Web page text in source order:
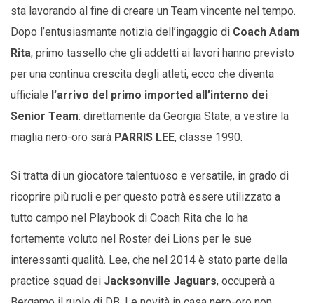
sta lavorando al fine di creare un Team vincente nel tempo.
Dopo l’entusiasmante notizia dell’ingaggio di Coach Adam
Rita, primo tassello che gli addetti ai lavori hanno previsto
per una continua crescita degli atleti, ecco che diventa
ufficiale l’arrivo del primo imported all’interno dei
Senior Team: direttamente da Georgia State, a vestire la
maglia nero-oro sarà PARRIS LEE, classe 1990.
Si tratta di un giocatore talentuoso e versatile, in grado di
ricoprire più ruoli e per questo potrà essere utilizzato a
tutto campo nel Playbook di Coach Rita che lo ha
fortemente voluto nel Roster dei Lions per le sue
interessanti qualità. Lee, che nel 2014 è stato parte della
practice squad dei Jacksonville Jaguars, occuperà a